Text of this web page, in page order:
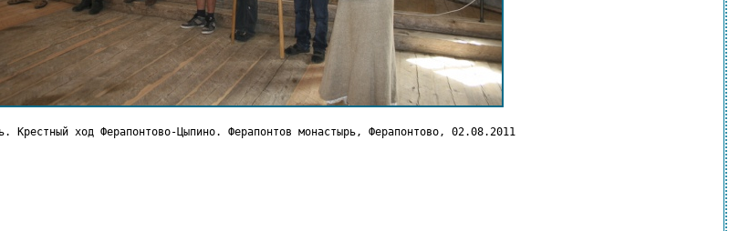
Крестный ход Ферапонтово-Цыпино. Ферапонтов монастырь, Ферапонтово, 02.08.2011